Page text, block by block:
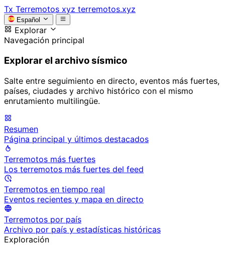
Tx Terremotos xyz terremotos.xyz
Español
Explorar
Navegación principal
Explorar el archivo sísmico
Salte entre seguimiento en directo, eventos más fuertes,
países, ciudades y archivo histórico con el mismo
enrutamiento multilingüe.
Resumen
Página principal y últimos destacados
Terremotos más fuertes
Los terremotos más fuertes del feed
Terremotos en tiempo real
Eventos recientes y mapa en directo
Terremotos por país
Archivo por país y estadísticas históricas
Exploración